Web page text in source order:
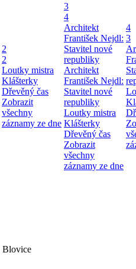
2
2
Loutky mistra
Klášterky
Dřevěný čas
Zobrazit
všechny
záznamy ze dne
3
4
Architekt
František Nejdl:
Stavitel nové
republiky
Architekt
František Nejdl:
Stavitel nové
republiky
Loutky mistra
Klášterky
Dřevěný čas
Zobrazit
všechny
záznamy ze dne
4
3